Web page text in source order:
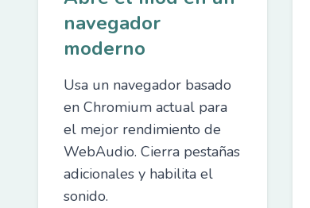
navegador
moderno
Usa un navegador basado
en Chromium actual para
el mejor rendimiento de
WebAudio. Cierra pestañas
adicionales y habilita el
sonido.